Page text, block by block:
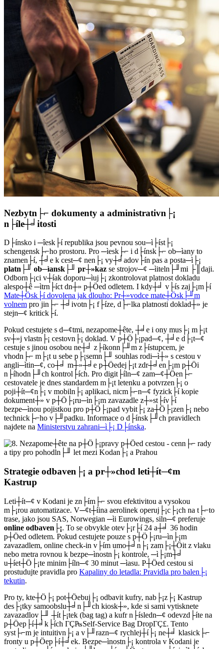
Nezbytn├⌐ dokumenty a administrativn├¡
n├íle┼╛itosti
D├ínsko i ─îesk├í republika jsou pevnou sou─ì├íst├¡
schengensk├⌐ho prostoru. Pro ─ìesk├⌐ i d├ínsk├⌐ ob─ìany to
znamen├í, ┼╛e k cest─¢ nen├¡ vy┼╛adov├ín pas a posta─ì├¡
platn├╜ ob─ìansk├╜ pr┼»kaz se strojov─¢ ─ìiteln├╜mi ├║daji.
Odborn├¡ci v┼íak doporu─ìuj├¡ zkontrolovat platnost dokladu
alespo┼ê ─ìtrn├íct dn┼» p┼Öed odletem. I kdy┼╛ v├ís zaj├¡m├í
Mate┼Ösk├í dovolena jak dlouho: Pr┼»vodce mate┼Ösk├╜m
volnem pro jin├⌐ ┼╛ivotn├¡ f├íze, d├⌐lka platnosti doklad┼» je
stejn─¢ kritick├í.
Pokud cestujete s d─¢tmi, nezapome┼ête, ┼╛e i ony mus├¡ m├¡t
sv┼»j vlastn├¡ cestovn├¡ doklad. V p┼Ö├¡pad─¢, ┼╛e d├¡t─¢
cestuje s jinou osobou ne┼╛ z├íkonn├╜m z├ístupcem, je
vhodn├⌐ m├¡t u sebe p├¡semn├╜ souhlas rodi─ì┼» s cestou v
angli─ìtin─¢, co┼╛ m┼»┼╛e p┼Öedej├¡t zdr┼╛en├¡m p┼Öi
n├íhodn├╜ch kontrol├ích. Pro digit├íln─¢ zam─¢┼Öen├⌐
cestovatele je dnes standardem m├¡t letenku a potvrzen├¡ o
poji┼ít─¢n├¡ v mobiln├¡ aplikaci, nicm├⌐n─¢ fyzick├í kopie
dokument┼» v p┼Ö├¡ru─ìn├¡m zavazadle z┼»st├ív├í
bezpe─ìnou pojistkou pro p┼Ö├¡pad vybit├¡ za┼Ö├¡zen├¡ nebo
technick├⌐ho v├╜padku. Informace o d├ínsk├╜ch pravidlech
najdete na Ministerstvu zahrani─ì├¡ D├ínska.
Strategie odbaven├¡ a pr┼»chod leti┼ít─¢m
Kastrup
Leti┼ít─¢ v Kodani je zn├ím├⌐ svou efektivitou a vysokou
m├¡rou automatizace. V─¢t┼íina aerolinek operuj├¡c├¡ch na t├⌐to
trase, jako jsou SAS, Norwegian ─ìi Eurowings, siln─¢ preferuje
online odbaven├¡. To se obvykle otev├¡r├í 24 a┼╛ 36 hodin
p┼Öed odletem. Pokud cestujete pouze s p┼Ö├¡ru─ìn├¡m
zavazadlem, online check-in v├ím umo┼╛n├¡ zam├¡┼Öit z vlaku
nebo metra rovnou k bezpe─ìnostn├¡ kontrole, ─ì├¡m┼╛
u┼íet┼Ö├¡te minim├íln─¢ 30 minut ─ìasu. P┼Öed cestou si
prostudujte pravidla pro Kapaliny do letadla: Pravidla pro balen├¡
tekutin.
Pro ty, kte┼Ö├¡ pot┼Öebuj├¡ odbavit kufry, nab├¡z├¡ Kastrup
des├¡tky samoobslu┼╛n├╜ch kiosk┼», kde si sami vytisknete
zavazadlov├╜ ┼ít├¡tek (bag tag) a kufr n├ísledn─¢ odevzd├íte na
p┼Öep├í┼╛k├ích ΓÇ₧Self-Service Bag DropΓÇ£. Tento
syst├⌐m je intuitivn├¡ a v├╜razn─¢ rychlej┼í├¡ ne┼╛ klasick├⌐
fronty u p┼Öep├í┼╛ek. Bezpe─ìnostn├¡ kontrola v Kodani je